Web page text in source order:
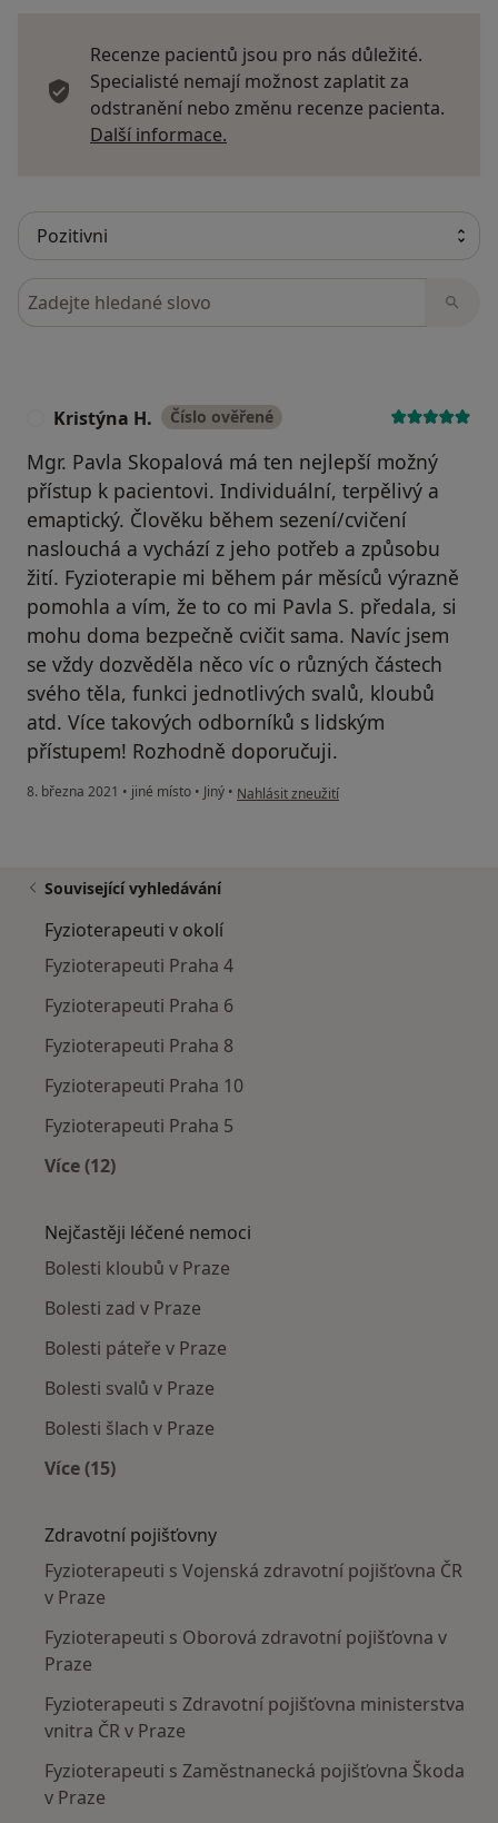
Recenze pacientů jsou pro nás důležité.
Specialisté nemají možnost zaplatit za
odstranění nebo změnu recenze pacienta.
Další informace.
Hledejte v názorech
Kristýna H. Číslo ověřené
Mgr. Pavla Skopalová má ten nejlepší možný
přístup k pacientovi. Individuální, terpělivý a
emaptický. Člověku během sezení/cvičení
naslouchá a vychází z jeho potřeb a způsobu
žití. Fyzioterapie mi během pár měsíců výrazně
pomohla a vím, že to co mi Pavla S. předala, si
mohu doma bezpečně cvičit sama. Navíc jsem
se vždy dozvěděla něco víc o různých částech
svého těla, funkci jednotlivých svalů, kloubů
atd. Více takových odborníků s lidským
přístupem! Rozhodně doporučuji.
8. března 2021 • jiné místo • Jiný • podle názoru uživatele Kristýna H.
Nahlásit zneužití
Související vyhledávání
Fyzioterapeuti v okolí
Fyzioterapeuti Praha 4
Fyzioterapeuti Praha 6
Fyzioterapeuti Praha 8
Fyzioterapeuti Praha 10
Fyzioterapeuti Praha 5
Více (12)
Nejčastěji léčené nemoci
Bolesti kloubů v Praze
Bolesti zad v Praze
Bolesti páteře v Praze
Bolesti svalů v Praze
Bolesti šlach v Praze
Více (15)
Zdravotní pojišťovny
Fyzioterapeuti s Vojenská zdravotní pojišťovna ČR
v Praze
Fyzioterapeuti s Oborová zdravotní pojišťovna v
Praze
Fyzioterapeuti s Zdravotní pojišťovna ministerstva
vnitra ČR v Praze
Fyzioterapeuti s Zaměstnanecká pojišťovna Škoda
v Praze